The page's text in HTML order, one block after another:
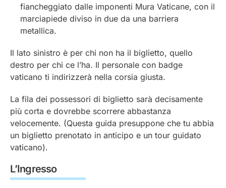
fiancheggiato dalle imponenti Mura Vaticane, con il
marciapiede diviso in due da una barriera
metallica.
Il lato sinistro è per chi non ha il biglietto, quello
destro per chi ce l’ha. Il personale con badge
vaticano ti indirizzerà nella corsia giusta.
La fila dei possessori di biglietto sarà decisamente
più corta e dovrebbe scorrere abbastanza
velocemente. (Questa guida presuppone che tu abbia
un biglietto prenotato in anticipo e un tour guidato
vaticano).
L’Ingresso